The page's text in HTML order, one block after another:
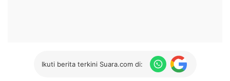
Ikuti berita terkini Suara.com di: